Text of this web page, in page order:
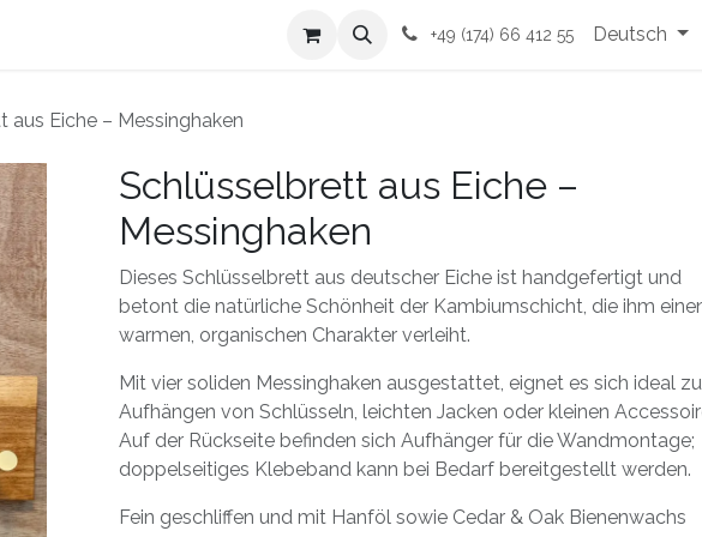
+49 (174) 66 412 55 Deutsch
aus Eiche – Messinghaken
Schlüsselbrett aus Eiche –
Messinghaken
Dieses Schlüsselbrett aus deutscher Eiche ist handgefertigt und
betont die natürliche Schönheit der Kambiumschicht, die ihm
warmen, organischen Charakter verleiht.
Mit vier soliden Messinghaken ausgestattet, eignet es sich ideal
Aufhängen von Schlüsseln, leichten Jacken oder kleinen
Auf der Rückseite befinden sich Aufhänger für die Wandmontage;
doppelseitiges Klebeband kann bei Bedarf bereitgestellt werden.
Fein geschliffen und mit Hanföl sowie Cedar & Oak Bienenwachs